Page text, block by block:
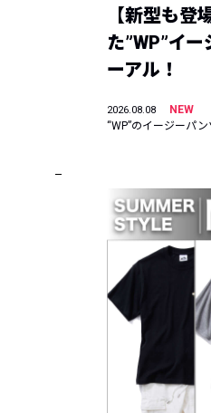
【新型も登
た”WP”イ
ーアル！
2026.08.08
NEW
“WP”のイージーパ